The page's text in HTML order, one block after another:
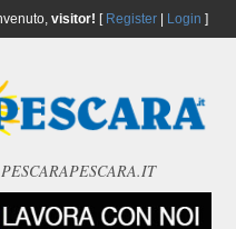
visitor! [ Register| Login ]